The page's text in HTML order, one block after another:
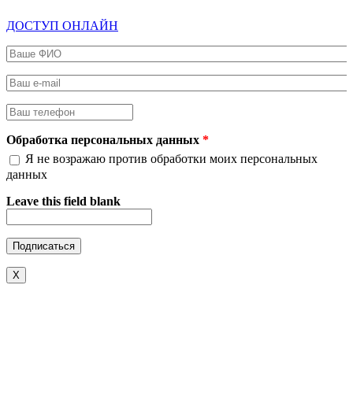
ДОСТУП ОНЛАЙН
Ваше ФИО
Ваш e-mail
Ваш телефон
Обработка персональных данных *
Я не возражаю против обработки моих персональных
данных
Leave this field blank
X